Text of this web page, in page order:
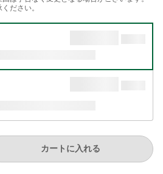
ださい。
カートに入れる